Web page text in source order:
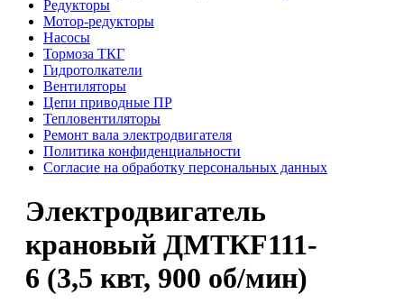
Редукторы
Мотор-редукторы
Насосы
Тормоза ТКГ
Гидротолкатели
Вентиляторы
Цепи приводные ПР
Тепловентиляторы
Ремонт вала электродвигателя
Политика конфиденциальности
Согласие на обработку персональных данных
Электродвигатель
крановый ДМТКF111-
6 (3,5 квт, 900 об/мин)